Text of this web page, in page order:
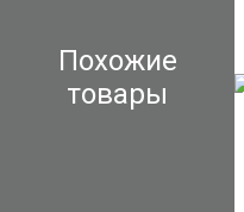
Похожие
товары